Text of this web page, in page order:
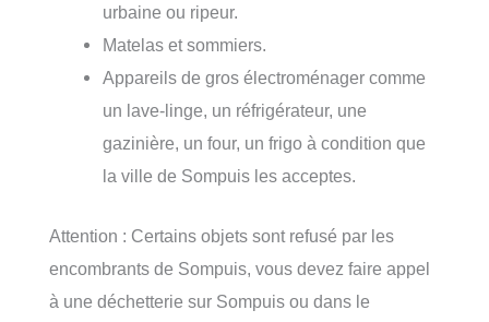
urbaine ou ripeur.
Matelas et sommiers.
Appareils de gros électroménager comme
un lave-linge, un réfrigérateur, une
gazinière, un four, un frigo à condition que
la ville de Sompuis les acceptes.
Attention : Certains objets sont refusé par les
encombrants de Sompuis, vous devez faire appel
à une déchetterie sur Sompuis ou dans le